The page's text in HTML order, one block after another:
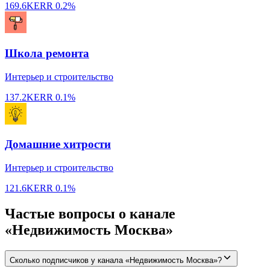
169.6KERR 0.2%
Школа ремонта
Интерьер и строительство
137.2KERR 0.1%
Домашние хитрости
Интерьер и строительство
121.6KERR 0.1%
Частые вопросы о канале
«Недвижимость Москва»
Сколько подписчиков у канала «Недвижимость Москва»?